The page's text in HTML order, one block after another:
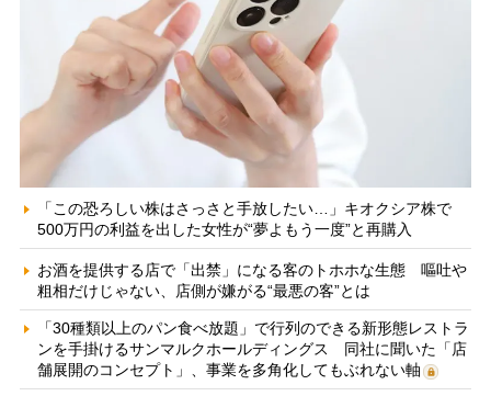
「この恐ろしい株はさっさと手放したい…」キオクシア株で
500万円の利益を出した女性が“夢よもう一度”と再購入
お酒を提供する店で「出禁」になる客のトホホな生態 嘔吐や
粗相だけじゃない、店側が嫌がる“最悪の客”とは
「30種類以上のパン食べ放題」で行列のできる新形態レストラ
ンを手掛けるサンマルクホールディングス 同社に聞いた「店
舗展開のコンセプト」、事業を多角化してもぶれない軸